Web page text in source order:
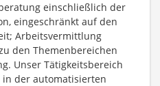
einschließlich der
eingeschränkt auf den
Arbeitsvermittlung
den Themenbereichen
Unser Tätigkeitsbereich
der automatisierten